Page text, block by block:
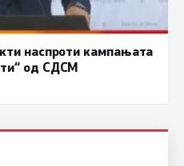
наспроти кампањата
од СДСM